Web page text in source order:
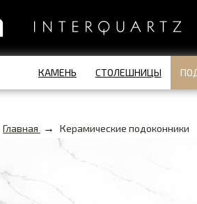
КАМЕНЬ СТОЛЕШНИЦЫ
Главная → Керамические подоконники